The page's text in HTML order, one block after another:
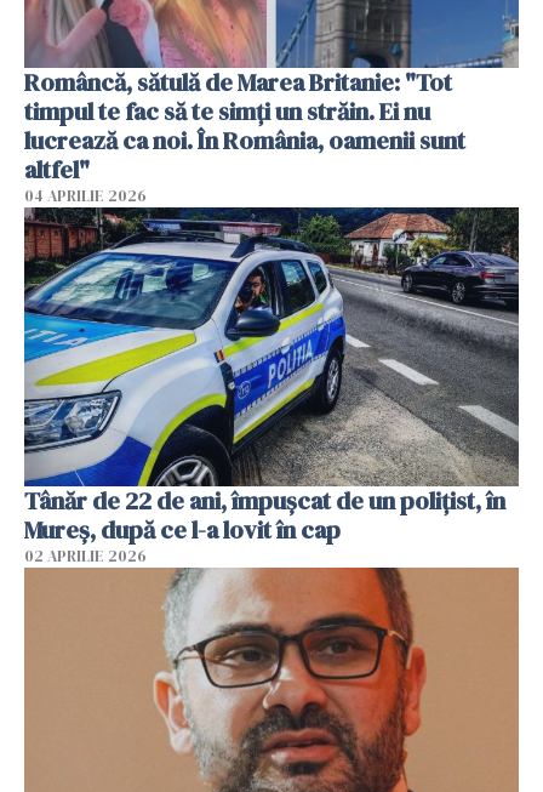
Româncă, sătulă de Marea Britanie: "Tot
timpul te fac să te simți un străin. Ei nu
lucrează ca noi. În România, oamenii sunt
altfel"
04 APRILIE 2026
Tânăr de 22 de ani, împușcat de un polițist, în
Mureș, după ce l-a lovit în cap
02 APRILIE 2026